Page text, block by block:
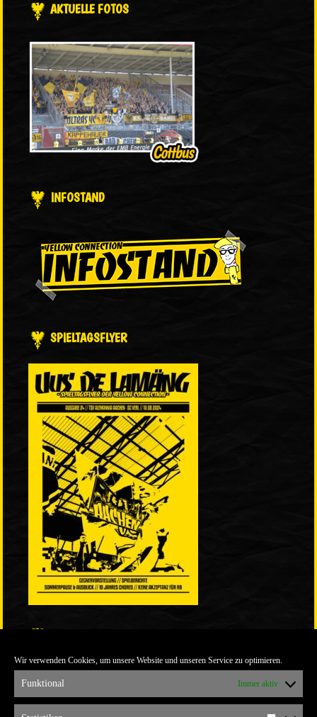
Wir verwenden Cookies, um unsere Website und unseren Service zu optimieren.
Funktional Immer aktiv
AKTUELLE FOTOS
INFOSTAND
SPIELTAGSFLYER
ULTRABLOG DER YELLOW CONNECTION
ALEMANNIA VERKAUFT MAN NICHT